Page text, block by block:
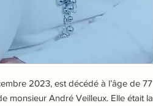
2023, est décédé à l’âge de 77
monsieur André Veilleux. Elle était la